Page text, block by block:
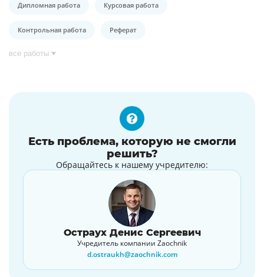
Дипломная работа Курсовая работа
Контрольная работа Реферат
все работы
Есть проблема, которую не смогли
решить?
Обращайтесь к нашему учредителю:
Остраух Денис Сергеевич
Учредитель компании Zaochnik
d.ostraukh@zaochnik.com